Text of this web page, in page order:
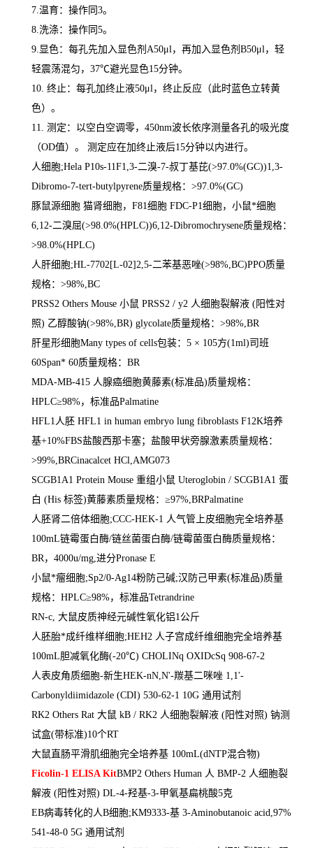
7. 温育：操作同 3。
8. 洗涤：操作同 5。
9. 显色：每孔先加入显色剂 A50μl ，再加入显色剂 B50μl ，轻
轻震荡混匀， 37℃避光显色15分钟。
10. 终止：每孔加终止液50μl ，终止反应（此时蓝色立转黄
色）。
11. 测定：以空白空调零， 450nm波长依序测量各孔的吸光度
（OD值）。 测定应在加终止液后15分钟以内进行。
人细胞;Hela P10s-11F1,3-二溴-7-叔丁基芘(>97.0%(GC))1,3-
Dibromo-7-tert-butylpyrene质量规格： >97.0%(GC)
豚鼠源细胞 猫肾细胞， F81 细胞 FDC-P1 细胞，小鼠*细胞
6,12-二溴屈(>98.0%(HPLC))6,12-Dibromochrysene质量规格：
>98.0%(HPLC)
人肝细胞;HL-7702[L-02]2,5-二苯基恶唑(>98%,BC)PPO质量
规格： >98%,BC
PRSS2 Others Mouse 小鼠 PRSS2 / y2 人细胞裂解液 (阳性对
照) 乙醇酸钠(>98%,BR) glycolate质量规格： >98%,BR
肝星形细胞Many types of cells包装： 5 × 105方(1ml)司班
60Span* 60质量规格： BR
MDA-MB-415 人腺癌细胞黄藤素(标准品)质量规格：
HPLC≥98%，标准品Palmatine
HFL1 人胚 HFL1 in human embryo lung fibroblasts F12K培养
基+10%FBS盐酸西那卡塞；盐酸甲状旁腺激素质量规格：
>99%,BRCinacalcet HCl,AMG073
SCGB1A1 Protein Mouse 重组小鼠 Uteroglobin / SCGB1A1 蛋
白 (His 标签)黄藤素质量规格：≥97%,BRPalmatine
人胚肾二倍体细胞;CCC-HEK-1 人气管上皮细胞完全培养基
100mL链霉蛋白酶/链丝菌蛋白酶/链霉菌蛋白酶质量规格：
BR ， 4000u/mg, 进分Pronase E
小鼠*瘤细胞;Sp2/0-Ag14粉防己碱;汉防己甲素(标准品)质量
规格： HPLC≥98%，标准品Tetrandrine
RN-c, 大鼠皮质神经元碱性氧化铝1 公斤
人胚胎*成纤维样细胞;HEH2 人子宫成纤维细胞完全培养基
100mL胆减氧化酶(-20℃) CHOLINq OXIDcSq 908-67-2
人表皮角质细胞-新生HEK-nN,N'-羰基二咪唑 1,1'-
Carbonyldiimidazole (CDI) 530-62-1 10G 通用试剂
RK2 Others Rat 大鼠 kB / RK2 人细胞裂解液 (阳性对照) 钠测
试盒(带标准)10个RT
大鼠直肠平滑肌细胞完全培养基 100mL(dNTP混合物)
Ficolin-1 ELISA KitBMP2 Others Human 人 BMP-2 人细胞裂
解液 (阳性对照) DL-4-羟基-3-甲氧基扁桃酸5克
EB病毒转化的人B细胞;KM9333-基 3-Aminobutanoic acid,97%
541-48-0 5G 通用试剂